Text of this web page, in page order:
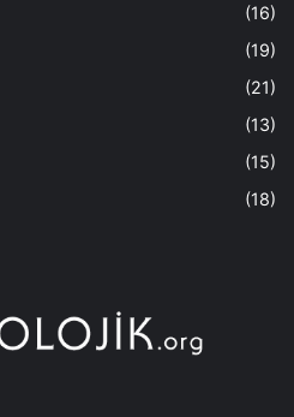
(16)
(19)
(21)
(13)
(15)
(18)